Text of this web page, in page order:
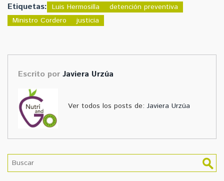
Etiquetas: Luis Hermosilla
detención preventiva
Ministro Cordero
justicia
Escrito por Javiera Urzúa
Ver todos los posts de: Javiera Urzúa